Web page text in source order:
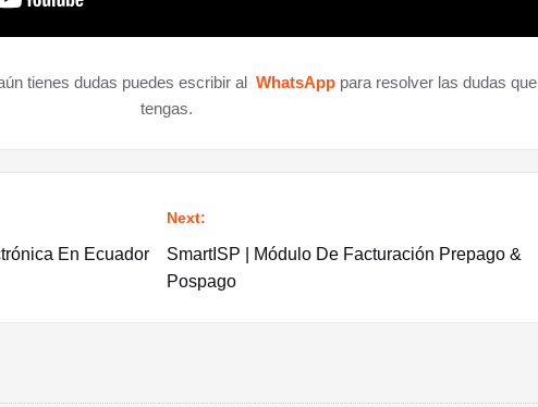
tienes dudas puedes escribir al WhatsApppara resolver las dudas que
tengas.
En Ecuador
Next:
SmartISP | Módulo De Facturación Prepago &
Pospago